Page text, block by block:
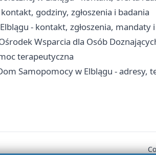
godziny, zgłoszenia i badania
- kontakt, zgłoszenia, mandaty
Wsparcia dla Osób
terapeutyczna
Samopomocy w Elblągu - adresy,